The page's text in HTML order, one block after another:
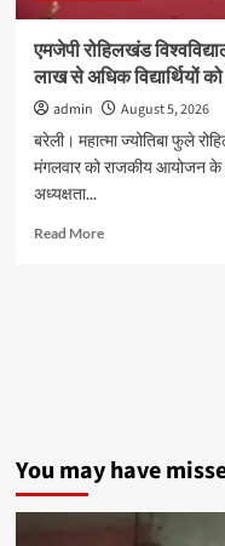
दी
गिरफ्तारी
एमजेपी रोहिलखंड
लाख से अधिक विद्यार्थियों को
admin
August 5, 2026
बरेली। महात्मा ज्योतिबा फुले
मंगलवार को राजकीय आयोजन के
अध्यक्षता...
Read MoreRead
संपन्न,
1.00
You may have